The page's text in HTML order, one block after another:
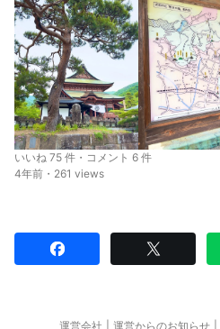
いいね 75 件・コメント 6 件
4年前・261 views
運営会社 運営からのお知らせ